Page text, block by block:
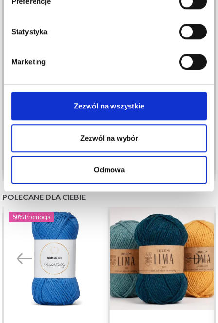
Statystyka
Marketing
Zezwól na wszystkie
Zezwól na wybór
Odmowa
VIKING BJØRK
16,55 zł
Okazja31/08/2026
DROPS BRUSHED
ALPACA SILK
12,60 zł
POLECANE DLA CIEBIE
50%Promocja